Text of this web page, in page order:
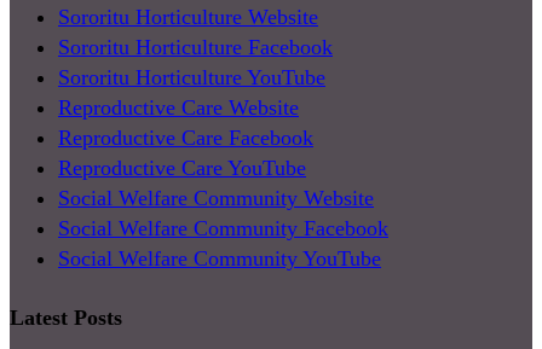
Sororitu Horticulture Website
Sororitu Horticulture Facebook
Sororitu Horticulture YouTube
Reproductive Care Website
Reproductive Care Facebook
Reproductive Care YouTube
Social Welfare Community Website
Social Welfare Community Facebook
Social Welfare Community YouTube
Latest Posts